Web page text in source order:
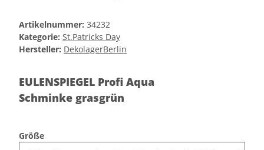
Artikelnummer: 34232
Kategorie: St.Patricks Day
Hersteller: DekolagerBerlin
EULENSPIEGEL Profi Aqua
Schminke grasgrün
Größe